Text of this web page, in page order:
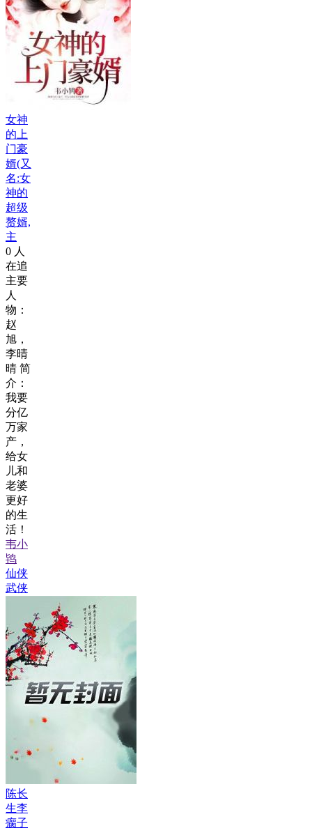
女神
的上
门豪
婿(又
名:女
神的
超级
赘婿,
主
0 人
在追
主要
人
物：
赵
旭，
李晴
晴 简
介：
我要
分亿
万家
产，
给女
儿和
老婆
更好
的生
活！
韦小
鸨
仙侠
武侠
陈长
生李
瘸子